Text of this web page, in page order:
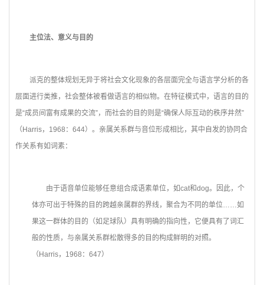
主位法、意义与目的
派克的整体规划无异于将社会文化现象的各层面完全与语言学分析的各
层面进行类推，社会整体被看做语言的相似物。在特征模式中，语言的目的
是“成员间富有成果的交流”，而社会的目的则是“确保人际互动的秩序井然”
（Harris，1968：644）。亲属关系群与音位形成相比，其中自发的协同合
作关系有如词素：
由于语音单位能够任意组合成语素单位，如cat和dog。因此，个
体亦可出于特殊的目的跨越亲属群的界线，聚合为不同的单位……如
果这一群体的目的（如足球队）具有明确的指向性，它便具有了词汇
般的性质，与亲属关系群松散得多的目的构成鲜明的对照。
（Harris，1968：647）